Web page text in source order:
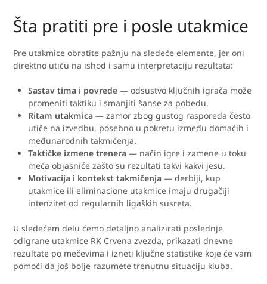
Šta pratiti pre i posle utakmice
Pre utakmice obratite pažnju na sledeće elemente, jer oni
direktno utiču na ishod i samu interpretaciju rezultata:
Sastav tima i povrede — odsustvo ključnih igrača može
promeniti taktiku i smanjiti šanse za pobedu.
Ritam utakmica — zamor zbog gustog rasporeda često
utiče na izvedbu, posebno u pokretu između domaćih i
međunarodnih takmičenja.
Taktičke izmene trenera — način igre i zamene u toku
meča objasniće zašto su rezultati takvi kakvi jesu.
Motivacija i kontekst takmičenja — derbiji, kup
utakmice ili eliminacione utakmice imaju drugačiji
intenzitet od regularnih ligaških susreta.
U sledećem delu ćemo detaljno analizirati poslednje
odigrane utakmice RK Crvena zvezda, prikazati dnevne
rezultate po mečevima i izneti ključne statistike koje će vam
pomoći da još bolje razumete trenutnu situaciju kluba.